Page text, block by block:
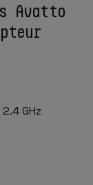
Avatto
GHz